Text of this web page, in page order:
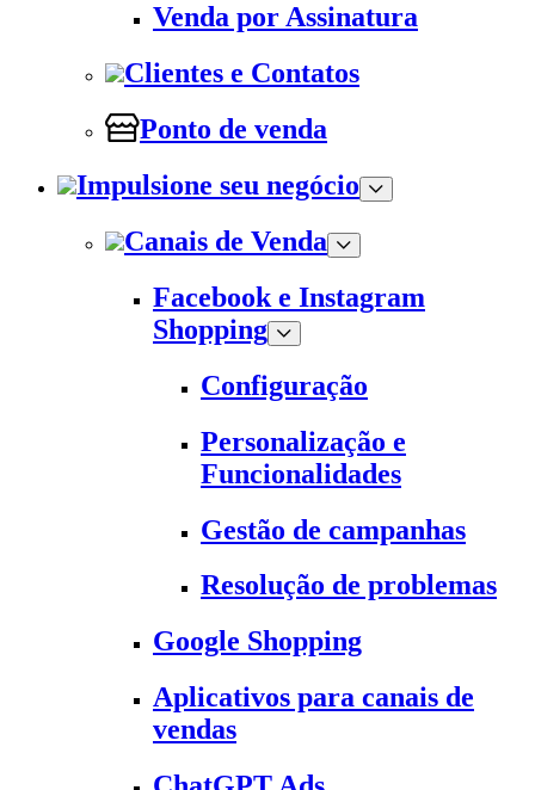
Venda por Assinatura
Clientes e Contatos
Ponto de venda
Impulsione seu negócio
Canais de Venda
Facebook e Instagram
Shopping
Configuração
Personalização e
Funcionalidades
Gestão de campanhas
Resolução de problemas
Google Shopping
Aplicativos para canais de
vendas